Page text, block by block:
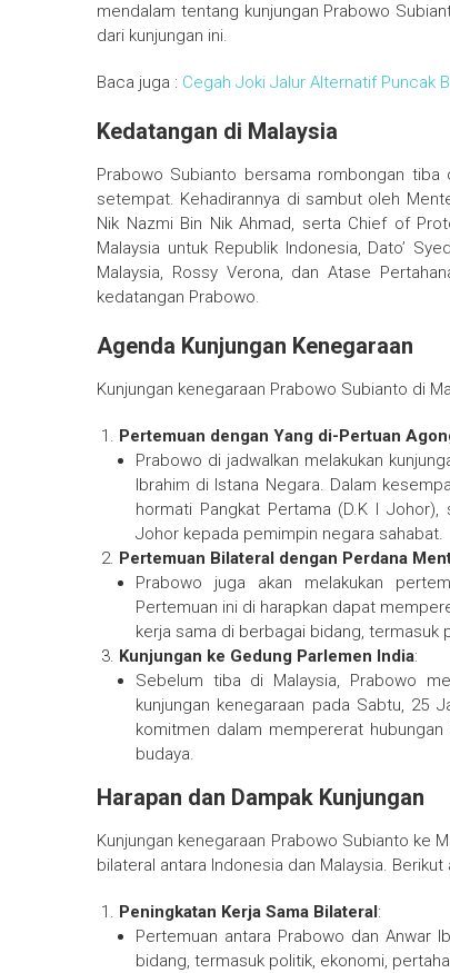
mendalam tentang kunjungan Prabowo
dari kunjungan ini.
Baca juga : Cegah Joki Jalur Alternatif Puncak
Kedatangan di Malaysia
Prabowo Subianto bersama rombongan tiba
setempat. Kehadirannya di sambut oleh
Nik Nazmi Bin Nik Ahmad, serta Chief of
Malaysia untuk Republik Indonesia, Dato’
Malaysia, Rossy Verona, dan Atase
kedatangan Prabowo.
Agenda Kunjungan Kenegaraan
Kunjungan kenegaraan Prabowo Subianto di
Pertemuan dengan Yang di-Pertuan
Prabowo di jadwalkan melakukan
Ibrahim di Istana Negara. Dalam
hormati Pangkat Pertama (D.K I
Johor kepada pemimpin negara sahabat.
Pertemuan Bilateral dengan Perdana
Prabowo juga akan melakukan
Pertemuan ini di harapkan dapat
kerja sama di berbagai bidang, termasuk
Kunjungan ke Gedung Parlemen India:
Sebelum tiba di Malaysia, Prabowo
kunjungan kenegaraan pada Sabtu, 25
komitmen dalam mempererat
budaya.
Harapan dan Dampak Kunjungan
Kunjungan kenegaraan Prabowo Subianto ke
bilateral antara Indonesia dan Malaysia.
Peningkatan Kerja Sama Bilateral:
Pertemuan antara Prabowo dan Anwar
bidang, termasuk politik, ekonomi,